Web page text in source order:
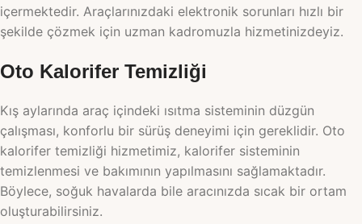
içermektedir. Araçlarınızdaki elektronik sorunları hızlı bir
şekilde çözmek için uzman kadromuzla hizmetinizdeyiz.
Oto Kalorifer Temizliği
Kış aylarında araç içindeki ısıtma sisteminin düzgün
çalışması, konforlu bir sürüş deneyimi için gereklidir. Oto
kalorifer temizliği hizmetimiz, kalorifer sisteminin
temizlenmesi ve bakımının yapılmasını sağlamaktadır.
Böylece, soğuk havalarda bile aracınızda sıcak bir ortam
oluşturabilirsiniz.